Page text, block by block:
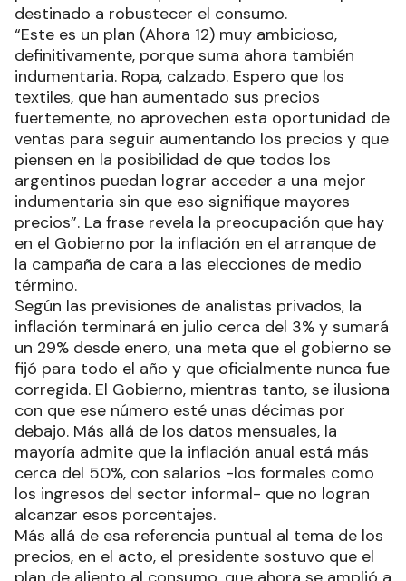
destinado a robustecer el consumo.
“Este es un plan (Ahora 12) muy ambicioso,
definitivamente, porque suma ahora también
indumentaria. Ropa, calzado. Espero que los
textiles, que han aumentado sus precios
fuertemente, no aprovechen esta oportunidad de
ventas para seguir aumentando los precios y que
piensen en la posibilidad de que todos los
argentinos puedan lograr acceder a una mejor
indumentaria sin que eso signifique mayores
precios”. La frase revela la preocupación que hay
en el Gobierno por la inflación en el arranque de
la campaña de cara a las elecciones de medio
término.
Según las previsiones de analistas privados, la
inflación terminará en julio cerca del 3% y sumará
un 29% desde enero, una meta que el gobierno se
fijó para todo el año y que oficialmente nunca fue
corregida. El Gobierno, mientras tanto, se ilusiona
con que ese número esté unas décimas por
debajo. Más allá de los datos mensuales, la
mayoría admite que la inflación anual está más
cerca del 50%, con salarios -los formales como
los ingresos del sector informal- que no logran
alcanzar esos porcentajes.
Más allá de esa referencia puntual al tema de los
precios, en el acto, el presidente sostuvo que el